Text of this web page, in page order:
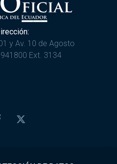
y Av. 10 de Agosto
Ext. 3134